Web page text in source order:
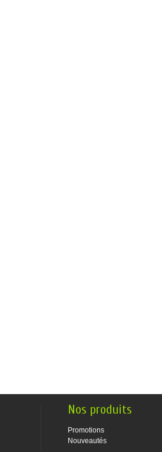
Nos produits
Promotions
Nouveautés